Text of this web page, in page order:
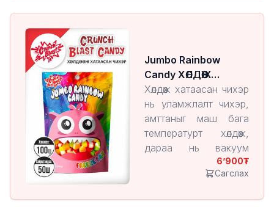
хадгалж, харин бүтэц
нь хөнгөн, шаржигнуур
болдог онцлогтой.
Jumbo Rainbow
Candy ХӨЛДӨӨЖ
ХАТААСАН ЧИХЭР
Хөлдөөж хатаасан чихэр
нь уламжлалт чихэр,
амттаныг маш бага
температурт хөлдөөж,
дараа нь вакуум
орчинд чийгийг нь
ууршуулан гаргаж
6’900
Сагслах